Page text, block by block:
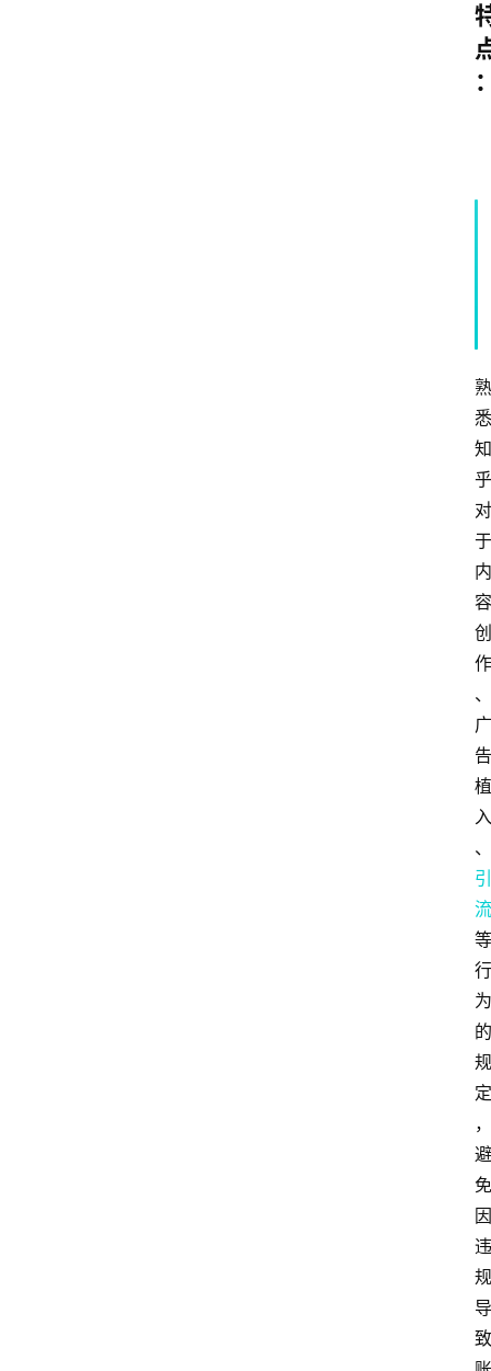
熟
悉
知
乎
对
于
内
容
创
作
、
广
告
植
入
、
引
流
等
行
为
的
规
定
，
避
免
因
违
规
导
致